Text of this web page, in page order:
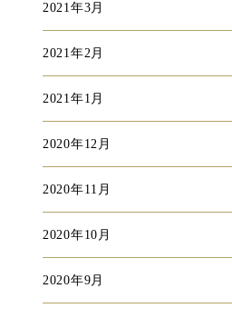
2021年3月
2021年2月
2021年1月
2020年12月
2020年11月
2020年10月
2020年9月